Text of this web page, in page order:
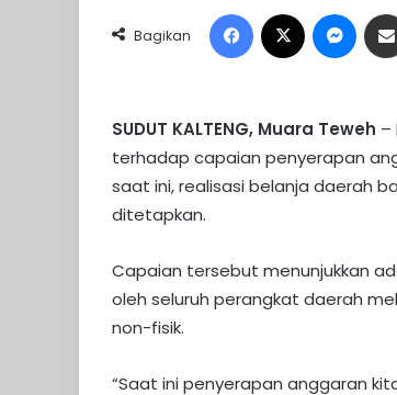
Bagikan
Facebook
SUDUT KALTENG, Muara Teweh –
terhadap capaian penyerapan
saat ini, realisasi belanja daerah
ditetapkan.
Capaian tersebut menunjukkan
oleh seluruh perangkat daerah
non-fisik.
“Saat ini penyerapan anggaran